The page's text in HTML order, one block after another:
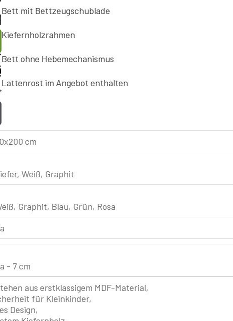
Bett mit Bettzeugschublade
Kiefernholzrahmen
Bett ohne Hebemechanismus
Lattenrost im Angebot enthalten
cm
Weiß, Graphit
Graphit, Blau, Grün, Rosa
- 7 cm
aus erstklassigem MDF-Material,
für Kleinkinder,
Design,